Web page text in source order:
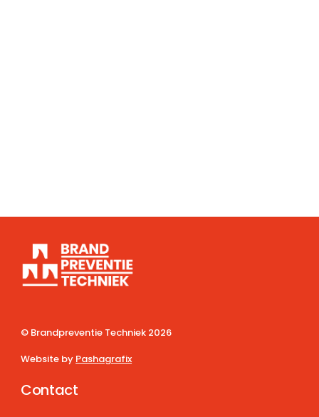
© Brandpreventie Techniek 2026
Website by Pashagrafix
Contact